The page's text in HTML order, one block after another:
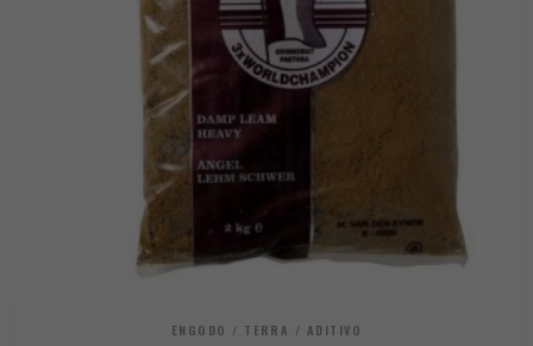
ENGODO / TERRA / ADITIVO